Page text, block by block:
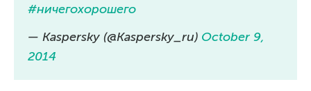
#ничегохорошего
— Kaspersky (@Kaspersky_ru) October 9,
2014